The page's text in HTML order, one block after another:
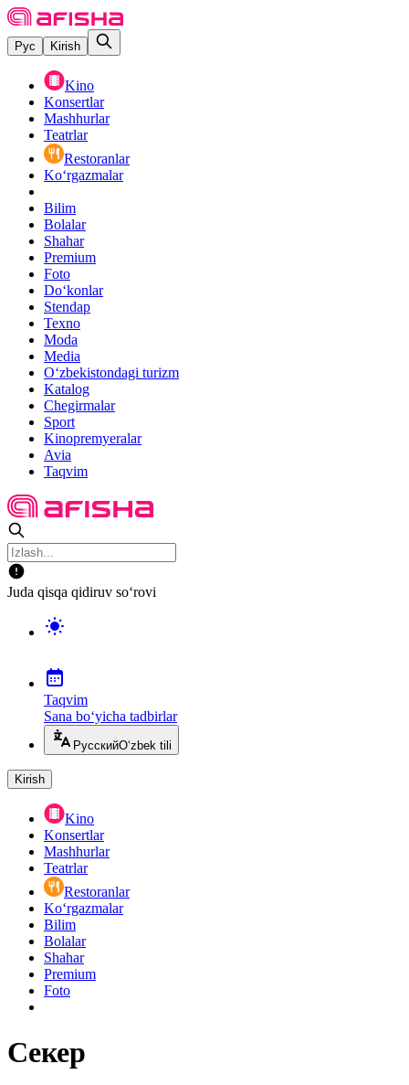
Рус Kirish
Kino
Konsertlar
Mashhurlar
Teatrlar
Restoranlar
Ko‘rgazmalar
Bilim
Bolalar
Shahar
Premium
Foto
Do‘konlar
Stendap
Texno
Moda
Media
O‘zbekistondagi turizm
Katalog
Chegirmalar
Sport
Kinopremyeralar
Avia
Taqvim
Juda qisqa qidiruv so‘rovi
Taqvim
Sana bo‘yicha tadbirlar
РусскийO‘zbek tili
Kirish
Kino
Konsertlar
Mashhurlar
Teatrlar
Restoranlar
Ko‘rgazmalar
Bilim
Bolalar
Shahar
Premium
Foto
Секер